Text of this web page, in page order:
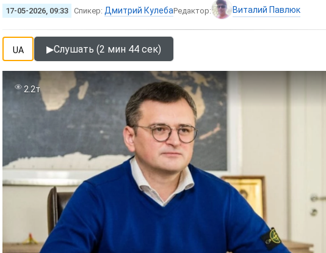
17-05-2026, 09:33 Спикер: Дмитрий КулебаРедактор: Виталий Павлюк
UA ▶Слушать (2 мин 44 сек)
2.2т